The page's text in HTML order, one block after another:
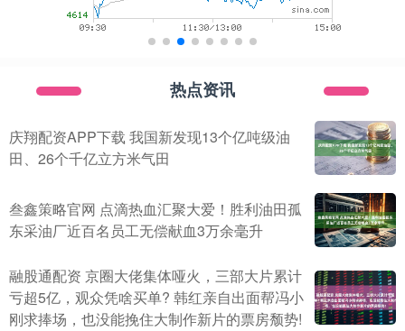
热点资讯
庆翔配资APP下载 我国新发现13个亿吨级油
田、26个千亿立方米气田
叁鑫策略官网 点滴热血汇聚大爱！胜利油田孤
东采油厂近百名员工无偿献血3万余毫升
融股通配资 京圈大佬集体哑火，三部大片累计
亏超5亿，观众凭啥买单? 韩红亲自出面帮冯小
刚求捧场，也没能挽住大制作新片的票房颓势!